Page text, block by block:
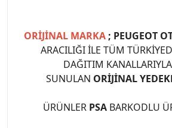
ORİJİNAL MARKA ; PEUGEOT
ARACILIĞI İLE TÜM
DAĞITIM
SUNULAN ORİJİNAL
ÜRÜNLER PSA BARKODLU